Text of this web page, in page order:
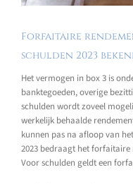
Forfaitaire
schulden 2023
Het vermogen in box 3 is
banktegoeden, overige
schulden wordt zoveel
werkelijk behaalde
kunnen pas na afloop van
2023 bedraagt het
Voor schulden geldt een